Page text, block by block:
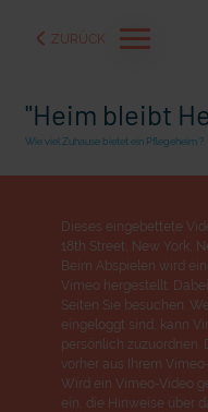
ZURÜCK
oder "Deppen der "Wir
"Heim bleibt
Wie viel Zuhause bietet ein Pflegeheim ?
Dieses eingebettete
18th Street, New York,
Beim Abspielen wird
Vimeo hergestellt.
Seiten Sie besuchen.
eingeloggt sind, kann
persönlich zuzuordnen.
vorher aus Ihrem
Wird ein Vimeo-Video
ein, die Hinweise über